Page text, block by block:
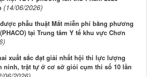
(14/06/2026)
phẫu thuật Mắt miễn phí bằng phương
tại Trung tâm Y tế khu vực Chơn
xuất sắc đạt giải nhất hội thi lực lượng
ninh, trật tự ở cơ sở giỏi cụm thi số 10 lần